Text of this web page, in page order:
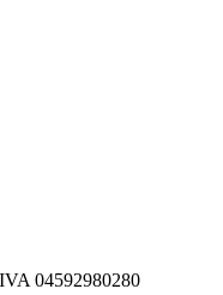
04592980280